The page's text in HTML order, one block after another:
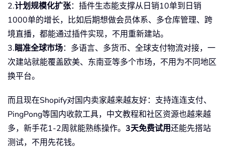
2.计划规模化扩张：插件生态能支撑从日销10单到日销
1000单的增长，比如后期想做会员体系、多仓库管理、跨
境直播，都能通过插件实现，不用重新建站。
3.瞄准全球市场：多语言、多货币、全球支付物流对接，一
次建站就能覆盖欧美、东南亚等多个市场，不用为不同地区
换平台。
而且现在Shopify对国内卖家越来越友好：支持连连支付、
PingPong等国内收款工具，中文教程和社区资源也越来越
多，新手花1-2周就能熟练操作。 3天免费试用还能先搭站
测试，不用先花钱。